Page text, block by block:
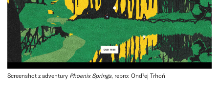
Screenshot z adventury Phoenix Springs, repro: Ondřej Trhoň